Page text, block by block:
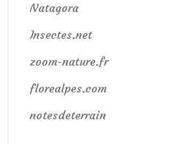
Natagora
Insectes.net
zoom-nature.fr
florealpes.com
notesdeterrain